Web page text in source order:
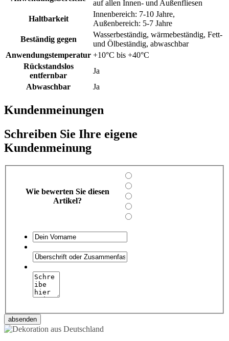
auf allen Innen- und Außenfliesen
Haltbarkeit
Innenbereich: 7-10 Jahre,
Außenbereich: 5-7 Jahre
Beständig gegen
Wasserbeständig, wärmebeständig, Fett-
und Ölbeständig, abwaschbar
Anwendungstemperatur +10°C bis +40°C
Rückstandslos
entfernbar
Ja
Abwaschbar
Ja
Kundenmeinungen
Schreiben Sie Ihre eigene
Kundenmeinung
Wie bewerten Sie diesen
Artikel?
absenden